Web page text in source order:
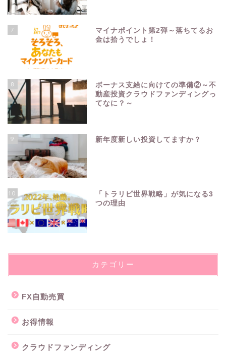
7
マイナポイント第2弾～落ちてるお
金は拾うでしょ！
8
ボーナス支給に向けての準備②～不
動産投資クラウドファンディングっ
てなに？～
9 新年度新しい投資してますか？
10
「トラリピ世界戦略」が気になる3
つの理由
カテゴリー
FX自動売買
お得情報
クラウドファンディング